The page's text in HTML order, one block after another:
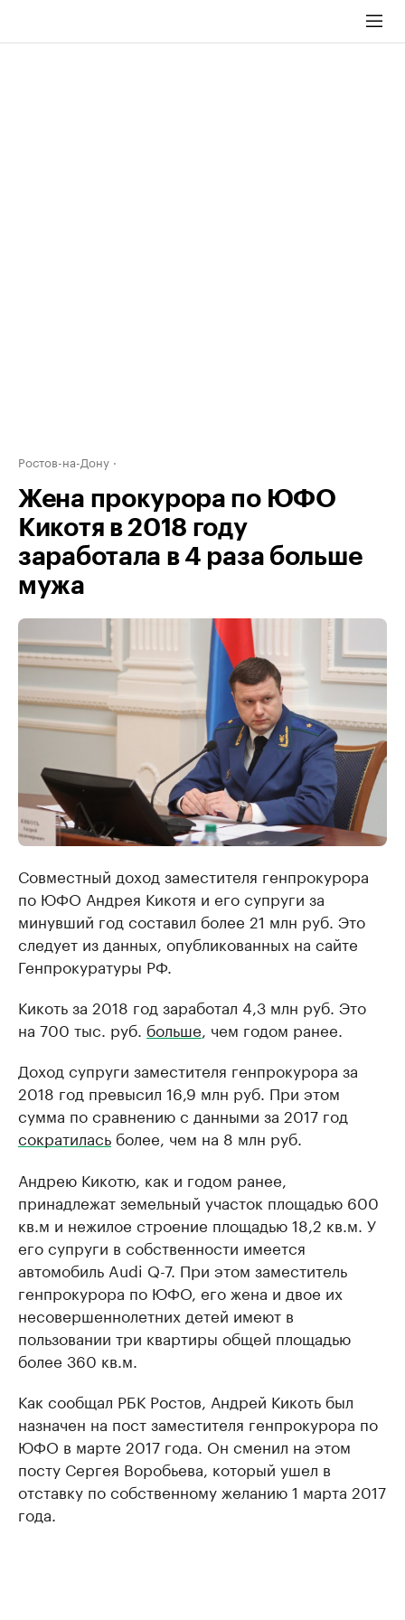
Ростов-на-Дону
Жена прокурора по ЮФО
Кикотя в 2018 году
заработала в 4 раза больше
мужа
Совместный доход заместителя генпрокурора
по ЮФО Андрея Кикотя и его супруги за
минувший год составил более 21 млн руб. Это
следует из данных, опубликованных на сайте
Генпрокуратуры РФ.
Кикоть за 2018 год заработал 4,3 млн руб. Это
на 700 тыс. руб. больше, чем годом ранее.
Доход супруги заместителя генпрокурора за
2018 год превысил 16,9 млн руб. При этом
сумма по сравнению с данными за 2017 год
сократилась более, чем на 8 млн руб.
Андрею Кикотю, как и годом ранее,
принадлежат земельный участок площадью 600
кв.м и нежилое строение площадью 18,2 кв.м. У
его супруги в собственности имеется
автомобиль Audi Q-7. При этом заместитель
генпрокурора по ЮФО, его жена и двое их
несовершеннолетних детей имеют в
пользовании три квартиры общей площадью
более 360 кв.м.
Как сообщал РБК Ростов, Андрей Кикоть был
назначен на пост заместителя генпрокурора по
ЮФО в марте 2017 года. Он сменил на этом
посту Сергея Воробьева, который ушел в
отставку по собственному желанию 1 марта 2017
года.